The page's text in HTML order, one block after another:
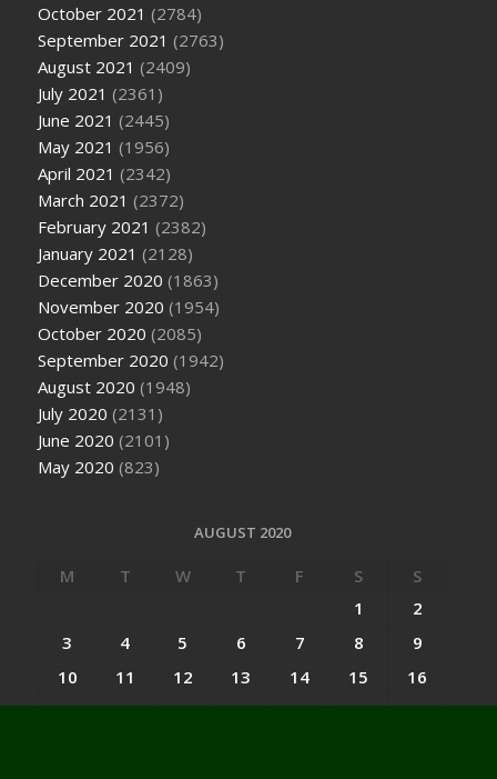
October 2021 (2784)
September 2021 (2763)
August 2021 (2409)
July 2021 (2361)
June 2021 (2445)
May 2021 (1956)
April 2021 (2342)
March 2021 (2372)
February 2021 (2382)
January 2021 (2128)
December 2020 (1863)
November 2020 (1954)
October 2020 (2085)
September 2020 (1942)
August 2020 (1948)
July 2020 (2131)
June 2020 (2101)
May 2020 (823)
AUGUST 2020
M T W T F S
S
1
2
3
4 5 6 7 8
9
10
11 12 13 14 15
16
17
18 19 20 21 22
23